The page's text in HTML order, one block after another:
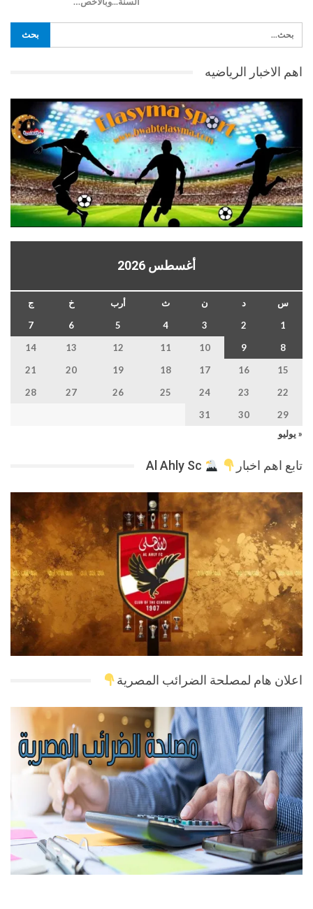
اهم الاخبار الرياضيه
أغسطس 2026
س د ن ث أرب خ
ج
1
2
3
4
5
6
7
8
9
10
11
12
13
14
15
16
17
18
19
20
21
22
23
24
25
26
27
28
29
30
31
« يوليو
تابع اهم اخبار
اعلان هام لمصلحة الضرائب المصرية